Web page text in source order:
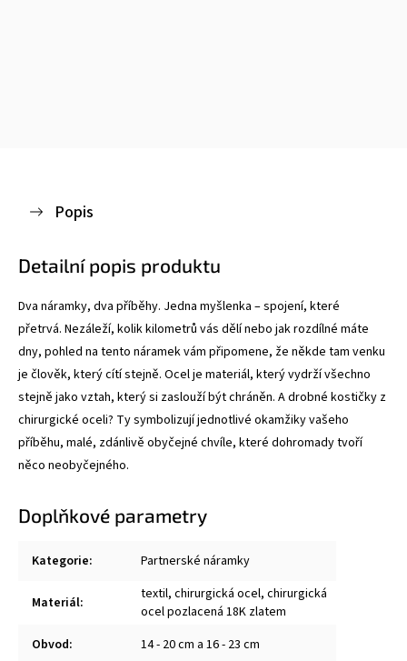
Popis
Detailní popis produktu
Dva náramky, dva příběhy. Jedna myšlenka – spojení, které
přetrvá. Nezáleží, kolik kilometrů vás dělí nebo jak rozdílné máte
dny, pohled na tento náramek vám připomene, že někde tam venku
je člověk, který cítí stejně. Ocel je materiál, který vydrží všechno
stejně jako vztah, který si zaslouží být chráněn. A drobné kostičky z
chirurgické oceli? Ty symbolizují jednotlivé okamžiky vašeho
příběhu, malé, zdánlivě obyčejné chvíle, které dohromady tvoří
něco neobyčejného.
Doplňkové parametry
Kategorie: Partnerské náramky
Materiál:
textil, chirurgická ocel, chirurgická
ocel pozlacená 18K zlatem
Obvod: 14 - 20 cm a 16 - 23 cm